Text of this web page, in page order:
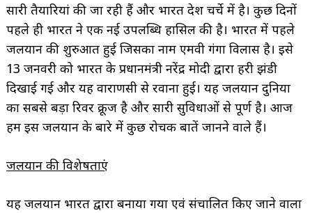
सारी तैयारियां की जा रही हैं और भारत देश चर्चे में है। कुछ दिनों
पहले ही भारत ने एक नई उपलब्धि हासिल की है। भारत में पहले
जलयान की शुरुआत हुई जिसका नाम एमवी गंगा विलास है। इसे
13 जनवरी को भारत के प्रधानमंत्री नरेंद्र मोदी द्वारा हरी झंडी
दिखाई गई और यह वाराणसी से रवाना हुई। यह जलयान दुनिया
का सबसे बड़ा रिवर क्रूज है और सारी सुविधाओं से पूर्ण है। आज
हम इस जलयान के बारे में कुछ रोचक बातें जानने वाले हैं।
जलयान की विशेषताएं
यह जलयान भारत द्वारा बनाया गया एवं संचालित किए जाने वाला